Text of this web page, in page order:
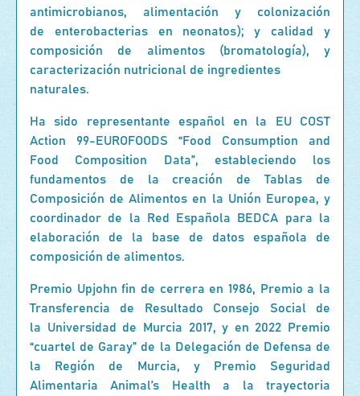
antimicrobianos, alimentación y colonización
de enterobacterias en neonatos); y calidad y
composición de alimentos (bromatología), y
caracterización nutricional de ingredientes
naturales.
Ha sido representante español en la EU COST
Action 99-EUROFOODS “Food Consumption and
Food Composition Data”, estableciendo los
fundamentos de la creación de Tablas de
Composición de Alimentos en la Unión Europea, y
coordinador de la Red Española BEDCA para la
elaboración de la base de datos española de
composición de alimentos.
Premio Upjohn fin de cerrera en 1986, Premio a la
Transferencia de Resultado Consejo Social de
la Universidad de Murcia 2017, y en 2022 Premio
“cuartel de Garay” de la Delegación de Defensa de
la Región de Murcia, y Premio Seguridad
Alimentaria Animal’s Health a la trayectoria